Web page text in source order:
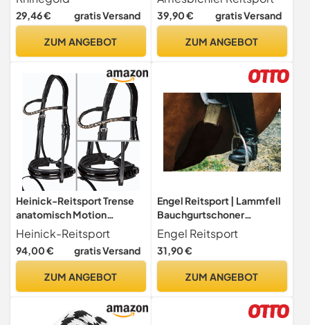
Sattel mit Kunstfell,
Besäumten Kanten & Gurt
Pferdeausrüstung Numnahs
29,46 € gratis Versand
ZUM ANGEBOT
39,90 € gratis Versand
ZUM ANGEBOT
Heinick-Reitsport Trense
anatomisch Motion
Schwarz Lack breites RH
mit Zaumhaken ~ Warmblut
~ (Glow-Daroda)
Heinick-Reitsport
94,00 € gratis Versand
ZUM ANGEBOT
Engel Reitsport | Lammfell
Bauchgurtschoner
60x15cm Fell Mocca braun
(Bagu)
Engel Reitsport
31,90 €
ZUM ANGEBOT